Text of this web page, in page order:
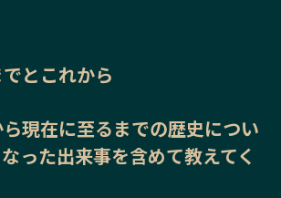
ニッポンの百選大全集
探す
とこれから
現在に至るまでの歴史につい
った出来事を含めて教えてく